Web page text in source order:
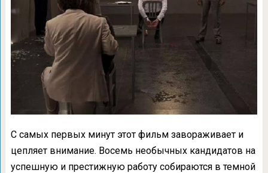
С самых первых минут этот фильм завораживает и
цепляет внимание. Восемь необычных кандидатов на
успешную и престижную работу собираются в темной